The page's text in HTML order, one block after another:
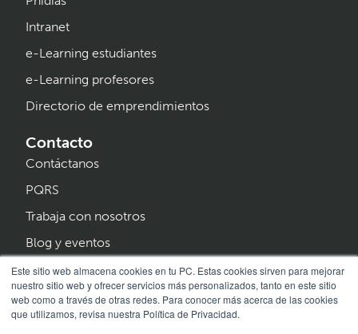
Este sitio web almacena cookies en tu PC. Estas cookies sirven para mejorar
nuestro sitio web y ofrecer servicios más personalizados, tanto en este sitio
web como a través de otras redes. Para conocer más acerca de las cookies
que utilizamos, revisa nuestra Política de Privacidad.
Intranet
e-Learning estudiantes
e-Learning profesores
Directorio de emprendimientos
Contacto
Contáctanos
PQRS
Trabaja con nosotros
Blog y eventos
Programa Creer